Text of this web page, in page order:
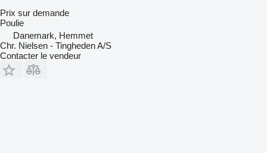
Prix sur demande
Poulie
Danemark, Hemmet
Chr. Nielsen - Tingheden A/S
Contacter le vendeur